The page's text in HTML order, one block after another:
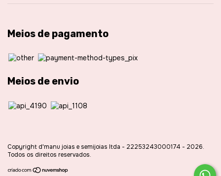
Meios de pagamento
Meios de envio
Copyright d'manu joias e semijoias ltda - 22253243000174 - 2026.
Todos os direitos reservados.